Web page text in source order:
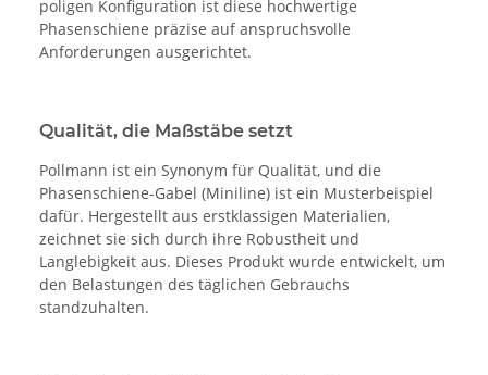
poligen Konfiguration ist diese hochwertige
Phasenschiene präzise auf anspruchsvolle
Anforderungen ausgerichtet.
Qualität, die Maßstäbe setzt
Pollmann ist ein Synonym für Qualität, und die
Phasenschiene-Gabel (Miniline) ist ein Musterbeispiel
dafür. Hergestellt aus erstklassigen Materialien,
zeichnet sie sich durch ihre Robustheit und
Langlebigkeit aus. Dieses Produkt wurde entwickelt, um
den Belastungen des täglichen Gebrauchs
standzuhalten.